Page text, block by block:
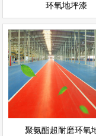
环氧地坪漆
聚氨酯超耐磨环氧
聚氨酯超耐磨环氧地坪
聚氨酯地坪
立即询问